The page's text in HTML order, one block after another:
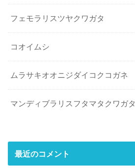
フェモラリスツヤクワガタ
コオイムシ
ムラサキオオニジダイコクコガネ
マンディブラリスフタマタクワガタ
最近のコメント